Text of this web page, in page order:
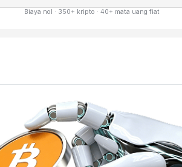
Biaya nol · 350+ kripto · 40+ mata uang fiat
langsung.